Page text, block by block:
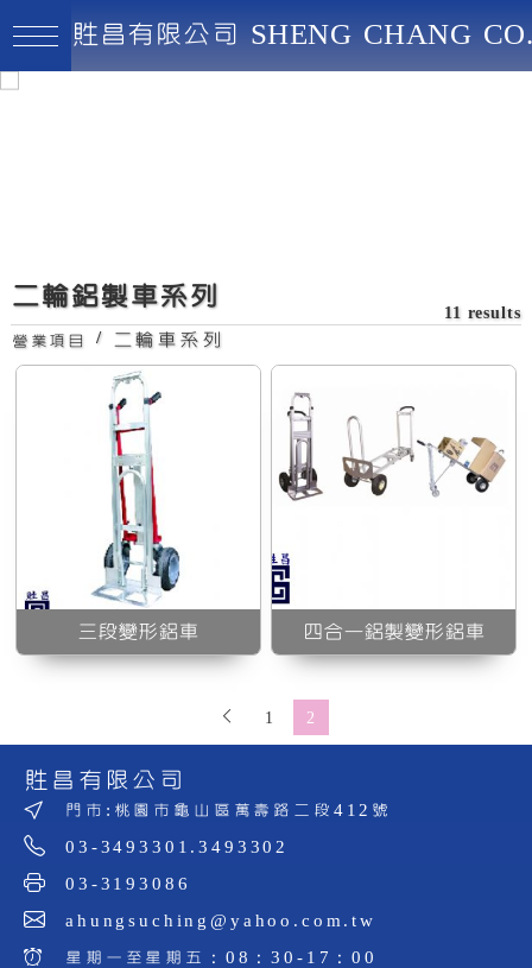
二輪鋁製車系列
11 results
營業項目 / 二輪車系列
三段變形鋁車 四合一鋁製變形鋁車
1 2
貹昌有限公司
門市:桃園市龜山區萬壽路二段412號
03-3493301.3493302
03-3193086
ahungsuching@yahoo.com.tw
星期一至星期五：08：30-17：00
貹昌有限公司 SHENG CHANG